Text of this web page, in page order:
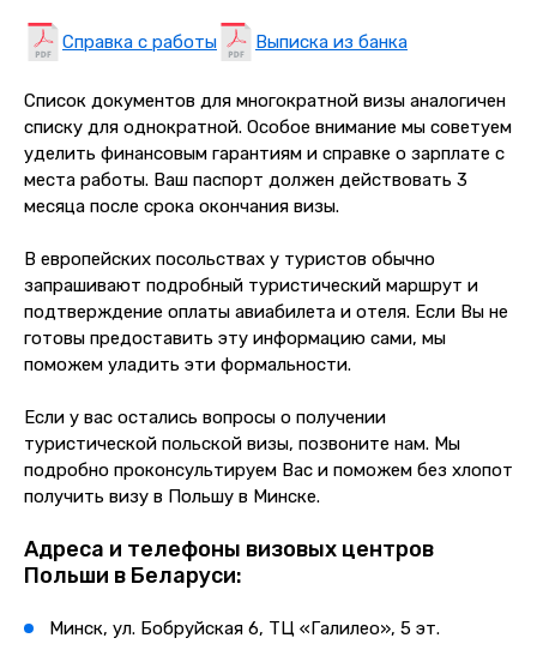
Справка с работы Выписка из банка
Список документов для многократной визы аналогичен
списку для однократной. Особое внимание мы советуем
уделить финансовым гарантиям и справке о зарплате с
места работы. Ваш паспорт должен действовать 3
месяца после срока окончания визы.
В европейских посольствах у туристов обычно
запрашивают подробный туристический маршрут и
подтверждение оплаты авиабилета и отеля. Если Вы не
готовы предоставить эту информацию сами, мы
поможем уладить эти формальности.
Если у вас остались вопросы о получении
туристической польской визы, позвоните нам. Мы
подробно проконсультируем Вас и поможем без хлопот
получить визу в Польшу в Минске.
Адреса и телефоны визовых центров
Польши в Беларуси:
Минск, ул. Бобруйская 6, ТЦ «Галилео», 5 эт.